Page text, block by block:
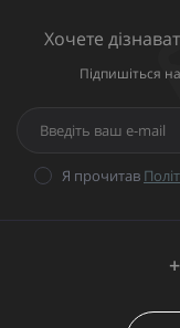
Хочете
Підпишіться
Я прочитав